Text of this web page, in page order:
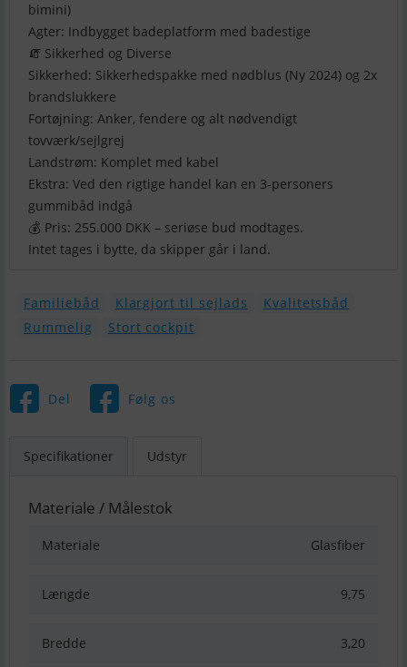
bimini)
Agter: Indbygget badeplatform med badestige
🧯 Sikkerhed og Diverse
Sikkerhed: Sikkerhedspakke med nødblus (Ny 2024) og 2x
brandslukkere
Fortøjning: Anker, fendere og alt nødvendigt
tovværk/sejlgrej
Landstrøm: Komplet med kabel
Ekstra: Ved den rigtige handel kan en 3-personers
gummibåd indgå
💰 Pris: 255.000 DKK – seriøse bud modtages.
Intet tages i bytte, da skipper går i land.
Familiebåd Klargjort til sejlads
Kvalitetsbåd
Rummelig
Stort cockpit
Del Følg os
Specifikationer Udstyr
Materiale / Målestok
Materiale Glasfiber
Længde 9,75
Bredde 3,20